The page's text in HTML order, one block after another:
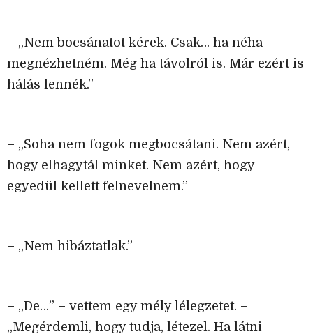
– „Nem bocsánatot kérek. Csak… ha néha
megnézhetném. Még ha távolról is. Már ezért is
hálás lennék.”
– „Soha nem fogok megbocsátani. Nem azért,
hogy elhagytál minket. Nem azért, hogy
egyedül kellett felnevelnem.”
– „Nem hibáztatlak.”
– „De…” – vettem egy mély lélegzetet. –
„Megérdemli, hogy tudja, létezel. Ha látni